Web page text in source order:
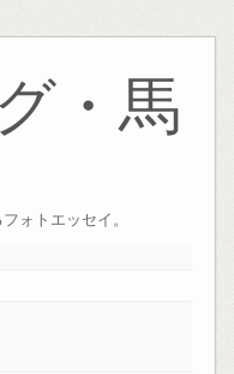
・馬
ォトエッセイ。